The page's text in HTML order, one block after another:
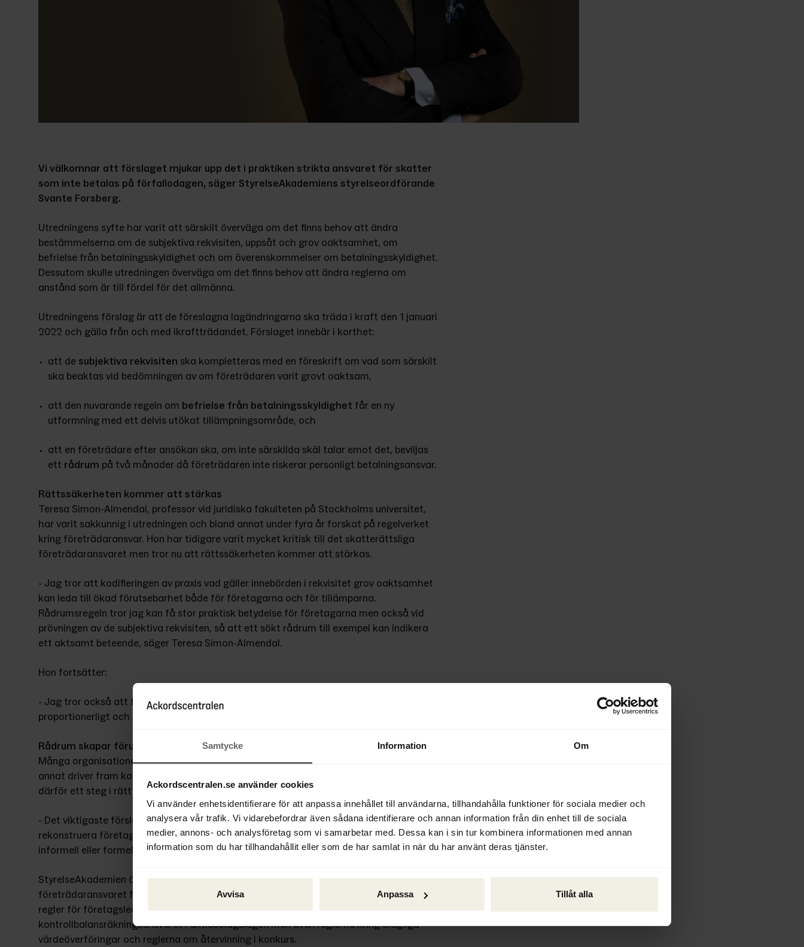
Samtycke Information Om
Ackordscentralen.se använder cookies
Vi använder enhetsidentifierare för att anpassa innehållet till användarna, tillhandahålla funktioner för sociala medier och
analysera vår trafik. Vi vidarebefordrar även sådana identifierare och annan information från din enhet till de sociala
medier, annons- och analysföretag som vi samarbetar med. Dessa kan i sin tur kombinera informationen med annan
information som du har tillhandahållit eller som de har samlat in när du har använt deras tjänster.
Avvisa Anpassa Tillåt alla
Vi välkomnar att förslaget mjukar upp det i praktiken strikta ansvaret för skatter
som inte betalas på förfallodagen, säger StyrelseAkademiens styrelseordförande
Svante Forsberg.
Utredningens syfte har varit att särskilt överväga om det finns behov att ändra
bestämmelserna om de subjektiva rekvisiten, uppsåt och grov oaktsamhet, om
befrielse från betalningsskyldighet och om överenskommelser om betalningsskyldighet.
Dessutom skulle utredningen överväga om det finns behov att ändra reglerna om
anstånd som är till fördel för det allmänna.
Utredningens förslag är att de föreslagna lagändringarna ska träda i kraft den 1 januari
2022 och gälla från och med ikraftträdandet. Förslaget innebär i korthet:
att de subjektiva rekvisiten ska kompletteras med en föreskrift om vad som särskilt
ska beaktas vid bedömningen av om företrädaren varit grovt oaktsam,
att den nuvarande regeln om befrielse från betalningsskyldighet får en ny
utformning med ett delvis utökat tillämpningsområde, och
att en företrädare efter ansökan ska, om inte särskilda skäl talar emot det, beviljas
ett rådrum på två månader då företrädaren inte riskerar personligt betalningsansvar.
Rättssäkerheten kommer att stärkas
Teresa Simon-Almendal, professor vid juridiska fakulteten på Stockholms universitet,
har varit sakkunnig i utredningen och bland annat under fyra år forskat på regelverket
kring företrädaransvar. Hon har tidigare varit mycket kritisk till det skatterättsliga
företrädaransvaret men tror nu att rättssäkerheten kommer att stärkas.
- Jag tror att kodifieringen av praxis vad gäller innebörden i rekvisitet grov oaktsamhet
kan leda till ökad förutsebarhet både för företagarna och för tillämparna.
Rådrumsregeln tror jag kan få stor praktisk betydelse för företagarna men också vid
prövningen av de subjektiva rekvisiten, så att ett sökt rådrum till exempel kan indikera
ett aktsamt beteende, säger Teresa Simon-Almendal.
Hon fortsätter:
- Jag tror också att förslaget om en utvecklad befrielseregel kan bidra till ett mer
proportionerligt och nyanserat företrädaransvar, vilket skulle stärka regelverket.
Rådrum skapar förutsättningar för lyckad rekonstruktion
Många organisationer har riktat kritik mot företrädaransvaret och menat att det bland
annat driver fram konkurser i onödan. Det nya förslaget är enligt StyrelseAkademien
därför ett steg i rätt riktning.
- Det viktigaste förslaget är nog det rådrum på två månader att avveckla eller
rekonstruera företaget, vilket kan skapa förutsättningar för att lyckas med en
informell eller formell rekonstruktion, säger Svante Forsberg.
StyrelseAkademien är samtidigt kritiska mot utredningen och anser att
företrädaransvaret för skatter borde samordnas med alla andra konkursdrivande
regler för företagsledningar, särskilt vad gäller det så kallade
kontrollbalansräkningsansvaret i aktiebolagslagen men även reglerna kring olagliga
värdeöverföringar och reglerna om återvinning i konkurs.